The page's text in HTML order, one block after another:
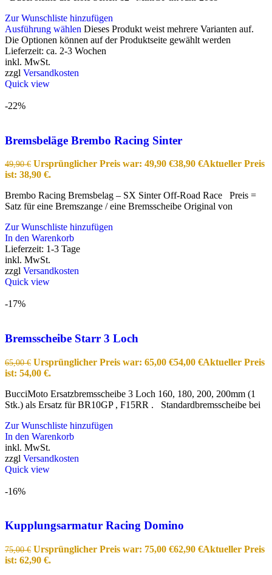
Zur Wunschliste hinzufügen
Ausführung wählen Dieses Produkt weist mehrere Varianten auf.
Die Optionen können auf der Produktseite gewählt werden
Lieferzeit: ca. 2-3 Wochen
inkl. MwSt.
zzgl Versandkosten
Quick view
-22%
Bremsbeläge Brembo Racing Sinter
49,90€ Ursprünglicher Preis war: 49,90 €38,90 €Aktueller Preis
ist: 38,90 €.
Brembo Racing Bremsbelag – SX Sinter Off-Road Race Preis =
Satz für eine Bremszange / eine Bremsscheibe Original von
Zur Wunschliste hinzufügen
In den Warenkorb
Lieferzeit: 1-3 Tage
inkl. MwSt.
zzgl Versandkosten
Quick view
-17%
Bremsscheibe Starr 3 Loch
65,00€ Ursprünglicher Preis war: 65,00 €54,00 €Aktueller Preis
ist: 54,00 €.
BucciMoto Ersatzbremsscheibe 3 Loch 160, 180, 200, 200mm (1
Stk.) als Ersatz für BR10GP , F15RR . Standardbremsscheibe bei
Zur Wunschliste hinzufügen
In den Warenkorb
inkl. MwSt.
zzgl Versandkosten
Quick view
-16%
Kupplungsarmatur Racing Domino
75,00€ Ursprünglicher Preis war: 75,00 €62,90 €Aktueller Preis
ist: 62,90 €.